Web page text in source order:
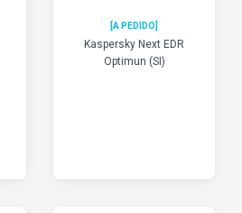
[A PEDIDO]
Kaspersky Next EDR
Optimun (SI)